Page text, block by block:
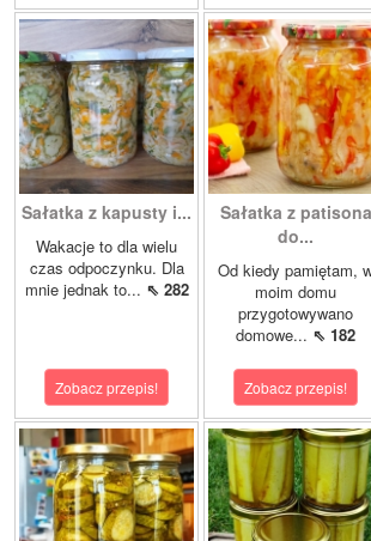
Sałatka z kapusty i...
Wakacje to dla wielu
czas odpoczynku. Dla
mnie jednak to... ⇖ 282
Zobacz przepis!
Sałatka z patisona
do...
Od kiedy pamiętam,
moim domu
przygotowywano
domowe... ⇖ 182
Zobacz przepis!